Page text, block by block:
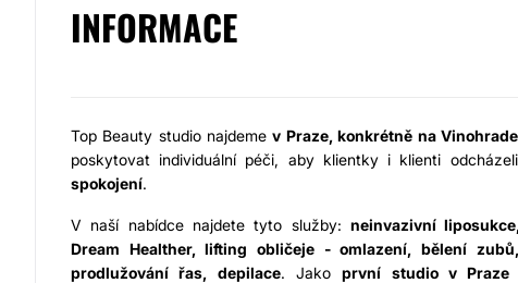
INFORMACE
Top Beauty studio najdemev Praze, konkrétně na
poskytovat individuální péči, aby klientky i klienti
spokojení.
V naší nabídce najdete tyto služby: neinvazivní
Dream Healther, lifting obličeje - omlazení, bělení
prodlužování řas, depilace. Jakoprvní studio v Praze